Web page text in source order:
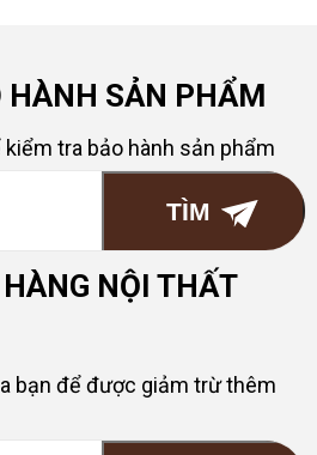
HÀNH SẢN PHẨM
tra bảo hành sản phẩm
NỘI THẤT
bạn để được giảm trừ thêm